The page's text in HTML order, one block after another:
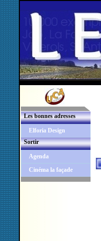
Les bonnes adresses
Elforia Design
Sortir
Agenda
Cinéma la façade